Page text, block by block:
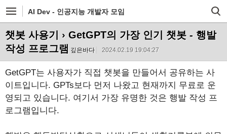
AI Dev - 인공지능 개발자 모임
챗봇 사용기
› GetGPT의 가장 인기 챗봇 - 행발
작성 프로그램 깊은바다 2024.02.19 19:04:27
GetGPT는 사용자가 직접 챗봇을 만들어서 공유하는 사
이트입니다. GPTs보다 먼저 나왔고 현재까지 무료로 운
영되고 있습니다. 여기서 가장 유명한 것은 행발 작성 프
로그램입니다.